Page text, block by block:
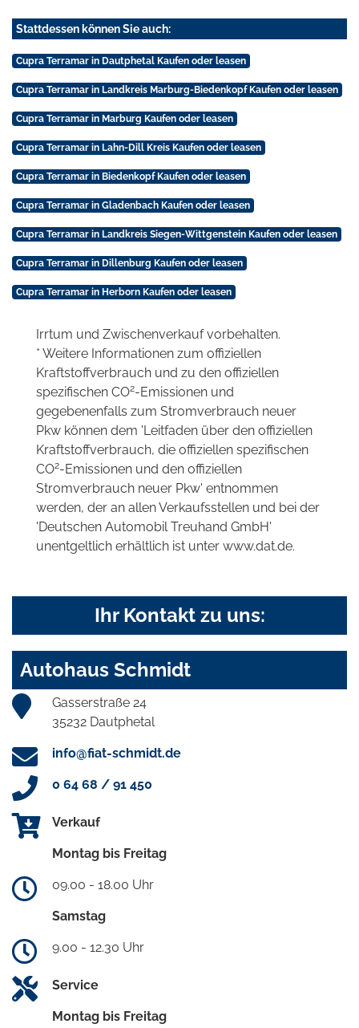
Stattdessen können Sie auch:
Cupra Terramar in Dautphetal Kaufen oder leasen
Cupra Terramar in Landkreis Marburg-Biedenkopf Kaufen oder leasen
Cupra Terramar in Marburg Kaufen oder leasen
Cupra Terramar in Lahn-Dill Kreis Kaufen oder leasen
Cupra Terramar in Biedenkopf Kaufen oder leasen
Cupra Terramar in Gladenbach Kaufen oder leasen
Cupra Terramar in Landkreis Siegen-Wittgenstein Kaufen oder leasen
Cupra Terramar in Dillenburg Kaufen oder leasen
Cupra Terramar in Herborn Kaufen oder leasen
Irrtum und Zwischenverkauf vorbehalten.
* Weitere Informationen zum offiziellen
Kraftstoffverbrauch und zu den offiziellen
spezifischen CO2-Emissionen und
gegebenenfalls zum Stromverbrauch neuer
Pkw können dem 'Leitfaden über den offiziellen
Kraftstoffverbrauch, die offiziellen spezifischen
CO2-Emissionen und den offiziellen
Stromverbrauch neuer Pkw' entnommen
werden, der an allen Verkaufsstellen und bei der
'Deutschen Automobil Treuhand GmbH'
unentgeltlich erhältlich ist unter www.dat.de.
Ihr Kontakt zu uns:
Autohaus Schmidt
Gasserstraße 24
35232 Dautphetal
info@fiat-schmidt.de
0 64 68 / 91 450
Verkauf
Montag bis Freitag
09.00 - 18.00 Uhr
Samstag
9.00 - 12.30 Uhr
Service
Montag bis Freitag